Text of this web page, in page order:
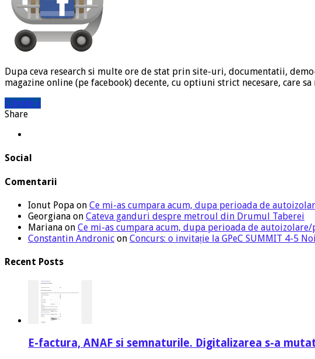
Dupa ceva research si multe ore de stat prin site-uri, documentatii,
magazine online (pe facebook) decente, cu optiuni strict necesare, care
Citeste »
Share
Social
Comentarii
Ionut Popa on Ce mi-as cumpara acum, dupa perioada de
Georgiana on Cateva ganduri despre metroul din Drumul Taberei
Mariana on Ce mi-as cumpara acum, dupa perioada de autoizolare/
Constantin Andronic on Concurs: o invitație la GPeC SUMMIT 4-5
Recent Posts
E-factura, ANAF si semnaturile. Digitalizarea s-a